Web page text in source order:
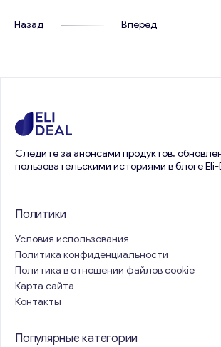
Назад Вперёд
Следите за анонсами продуктов,
пользовательскими историями в блоге Eli-
Политики
Условия использования
Политика конфиденциальности
Политика в отношении файлов cookie
Карта сайта
Контакты
Популярные категории